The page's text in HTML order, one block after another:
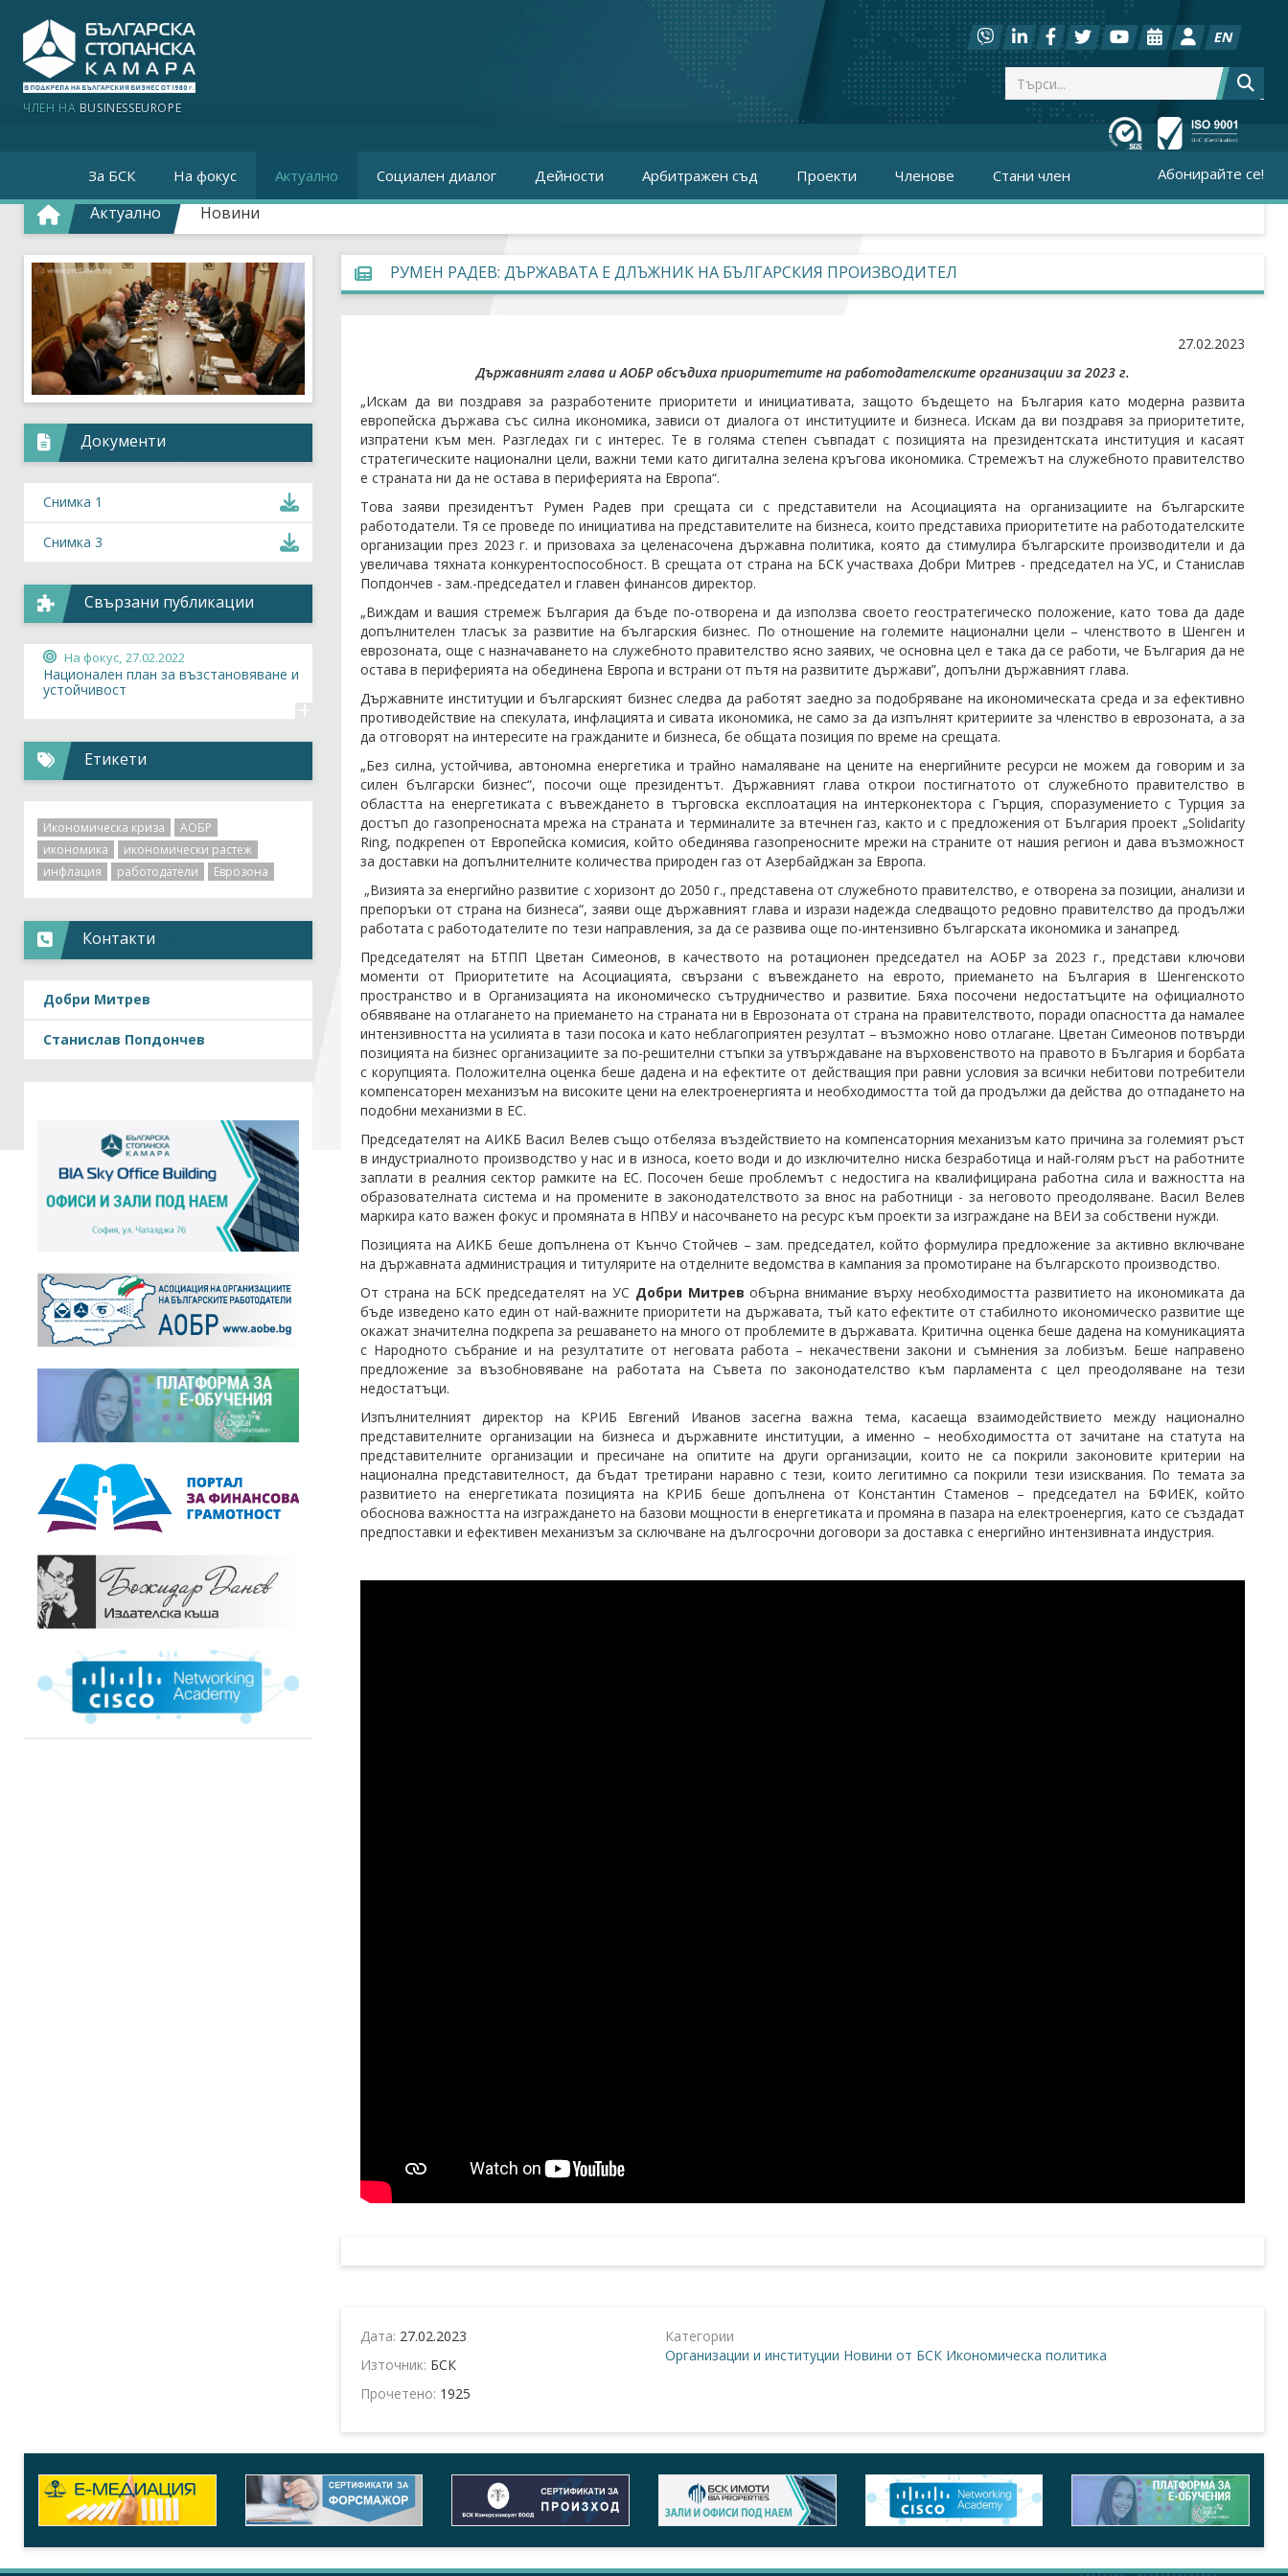
ЧЛЕН НА BUSINESSEUROPE
EN
За БСК На фокус Актуално Социален диалог Дейности Арбитражен съд Проекти Членове Стани член Абонирайте се!
Актуално Новини
РУМЕН РАДЕВ: ДЪРЖАВАТА Е ДЛЪЖНИК НА БЪЛГАРСКИЯ ПРОИЗВОДИТЕЛ
27.02.2023
Държавният глава и АОБР обсъдиха приоритетите на работодателските организации за 2023 г.
„Искам да ви поздравя за разработените приоритети и инициативата, защото бъдещето на България като модерна развита
европейска държава със силна икономика, зависи от диалога от институциите и бизнеса. Искам да ви поздравя за приоритетите,
изпратени към мен. Разгледах ги с интерес. Те в голяма степен съвпадат с позицията на президентската институция и касаят
стратегическите национални цели, важни теми като дигитална зелена кръгова икономика. Стремежът на служебното правителство
е страната ни да не остава в периферията на Европа“.
Това заяви президентът Румен Радев при срещата си с представители на Асоциацията на организациите на българските
работодатели. Тя се проведе по инициатива на представителите на бизнеса, които представиха приоритетите на работодателските
организации през 2023 г. и призоваха за целенасочена държавна политика, която да стимулира българските производители и да
увеличава тяхната конкурентоспособност. В срещата от страна на БСК участваха Добри Митрев - председател на УС, и Станислав
Попдончев - зам.-председател и главен финансов директор.
„Виждам и вашия стремеж България да бъде по-отворена и да използва своето геостратегическо положение, като това да даде
допълнителен тласък за развитие на българския бизнес. По отношение на големите национални цели – членството в Шенген и
еврозоната, още с назначаването на служебното правителство ясно заявих, че основна цел е така да се работи, че България да не
остава в периферията на обединена Европа и встрани от пътя на развитите държави”, допълни държавният глава.
Държавните институции и българският бизнес следва да работят заедно за подобряване на икономическата среда и за ефективно
противодействие на спекулата, инфлацията и сивата икономика, не само за да изпълнят критериите за членство в еврозоната, а за
да отговорят на интересите на гражданите и бизнеса, бе общата позиция по време на срещата.
„Без силна, устойчива, автономна енергетика и трайно намаляване на цените на енергийните ресурси не можем да говорим и за
силен български бизнес“, посочи още президентът. Държавният глава открои постигнатото от служебното правителство в
областта на енергетиката с въвеждането в търговска експлоатация на интерконектора с Гърция, споразумението с Турция за
достъп до газопреносната мрежа на страната и терминалите за втечнен газ, както и с предложения от България проект „Solidarity
Ring, подкрепен от Европейска комисия, който обединява газопреносните мрежи на страните от нашия регион и дава възможност
за доставки на допълнителните количества природен газ от Азербайджан за Европа.
„Визията за енергийно развитие с хоризонт до 2050 г., представена от служебното правителство, е отворена за позиции, анализи и
препоръки от страна на бизнеса“, заяви още държавният глава и изрази надежда следващото редовно правителство да продължи
работата с работодателите по тези направления, за да се развива още по-интензивно българската икономика и занапред.
Председателят на БТПП Цветан Симеонов, в качеството на ротационен председател на АОБР за 2023 г., представи ключови
моменти от Приоритетите на Асоциацията, свързани с въвеждането на еврото, приемането на България в Шенгенското
пространство и в Организацията на икономическо сътрудничество и развитие. Бяха посочени недостатъците на официалното
обявяване на отлагането на приемането на страната ни в Еврозоната от страна на правителството, поради опасността да намалее
интензивността на усилията в тази посока и като неблагоприятен резултат – възможно ново отлагане. Цветан Симеонов потвърди
позицията на бизнес организациите за по-решителни стъпки за утвърждаване на върховенството на правото в България и борбата
с корупцията. Положителна оценка беше дадена и на ефектите от действащия при равни условия за всички небитови потребители
компенсаторен механизъм на високите цени на електроенергията и необходимостта той да продължи да действа до отпадането на
подобни механизми в ЕС.
Председателят на АИКБ Васил Велев също отбеляза въздействието на компенсаторния механизъм като причина за големият ръст
в индустриалното производство у нас и в износа, което води и до изключително ниска безработица и най-голям ръст на работните
заплати в реалния сектор рамките на ЕС. Посочен беше проблемът с недостига на квалифицирана работна сила и важността на
образователната система и на промените в законодателството за внос на работници - за неговото преодоляване. Васил Велев
маркира като важен фокус и промяната в НПВУ и насочването на ресурс към проекти за изграждане на ВЕИ за собствени нужди.
Позицията на АИКБ беше допълнена от Кънчо Стойчев – зам. председател, който формулира предложение за активно включване
на държавната администрация и титулярите на отделните ведомства в кампания за промотиране на българското производство.
От страна на БСК председателят на УС Добри Митрев обърна внимание върху необходимостта развитието на икономиката да
бъде изведено като един от най-важните приоритети на държавата, тъй като ефектите от стабилното икономическо развитие ще
окажат значителна подкрепа за решаването на много от проблемите в държавата. Критична оценка беше дадена на комуникацията
с Народното събрание и на резултатите от неговата работа – некачествени закони и съмнения за лобизъм. Беше направено
предложение за възобновяване на работата на Съвета по законодателство към парламента с цел преодоляване на тези
недостатъци.
Изпълнителният директор на КРИБ Евгений Иванов засегна важна тема, касаеща взаимодействието между национално
представителните организации на бизнеса и държавните институции, а именно – необходимостта от зачитане на статута на
представителните организации и пресичане на опитите на други организации, които не са покрили законовите критерии на
национална представителност, да бъдат третирани наравно с тези, които легитимно са покрили тези изисквания. По темата за
развитието на енергетиката позицията на КРИБ беше допълнена от Константин Стаменов – председател на БФИЕК, който
обоснова важността на изграждането на базови мощности в енергетиката и промяна в пазара на електроенергия, като се създадат
предпоставки и ефективен механизъм за сключване на дългосрочни договори за доставка с енергийно интензивната индустрия.
Дата: 27.02.2023
Източник: БСК
Прочетено: 1925
Категории
Организации и институции Новини от БСК Икономическа политика
Документи
Снимка 1
Снимка 3
Свързани публикации
На фокус, 27.02.2022
Национален план за възстановяване и
устойчивост
+
Етикети
Икономическа криза
АОБР
икономика
икономически растеж
инфлация
работодатели Еврозона
Контакти
Добри Митрев
Станислав Попдончев